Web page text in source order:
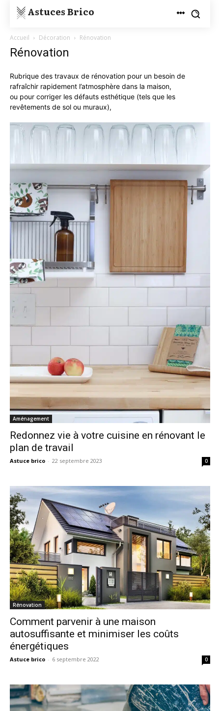
Astuces Brico
Accueil Décoration Rénovation
Rénovation
Rubrique des travaux de rénovation pour un besoin de
rafraîchir rapidement l’atmosphère dans la maison,
ou pour corriger les défauts esthétique (tels que les
revêtements de sol ou muraux),
Aménagement
Redonnez vie à votre cuisine en rénovant le
plan de travail
Astuce brico - 22 septembre 2023 0
Rénovation
Comment parvenir à une maison
autosuffisante et minimiser les coûts
énergétiques
Astuce brico - 6 septembre 2022 0